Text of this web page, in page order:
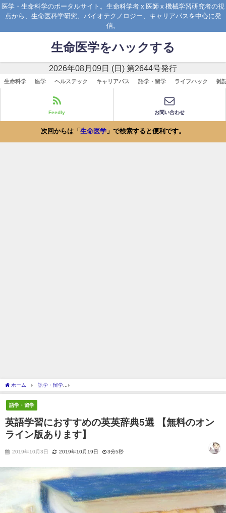
医学・生命科学のポータルサイト。生命科学者 x 医師 x 機械学習研究者の視
点から、生命医科学研究、バイオテクノロジー、キャリアパスを中心に発
信。
生命医学をハックする
2026年08月09日 (日) 第2644号発行
生命科学 医学 ヘルステック キャリアパス 語学・留学 ライフハック 雑
Feedly お問い合わせ
次回からは「 生命医学 」で検索すると便利です。
ホーム 語学・留学
語学・留学
英語学習におすすめの英英辞典5選 【無料のオン
ライン版あります】
2019年10月3日 2019年10月19日 3分5秒